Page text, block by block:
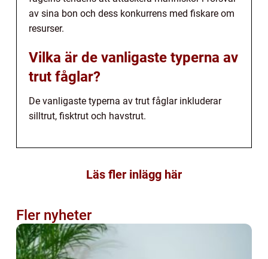
av sina bon och dess konkurrens med fiskare om
resurser.
Vilka är de vanligaste typerna av
trut fåglar?
De vanligaste typerna av trut fåglar inkluderar
silltrut, fisktrut och havstrut.
Läs fler inlägg här
Fler nyheter